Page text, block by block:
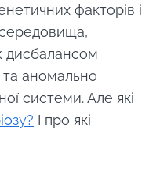
факторів і
дисбалансом
та аномально
системи. Але які
І про які